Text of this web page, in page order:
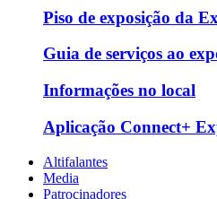
Piso de exposição da
Guia de serviços ao
Informações no local
Aplicação Connect+
Altifalantes
Media
Patrocinadores